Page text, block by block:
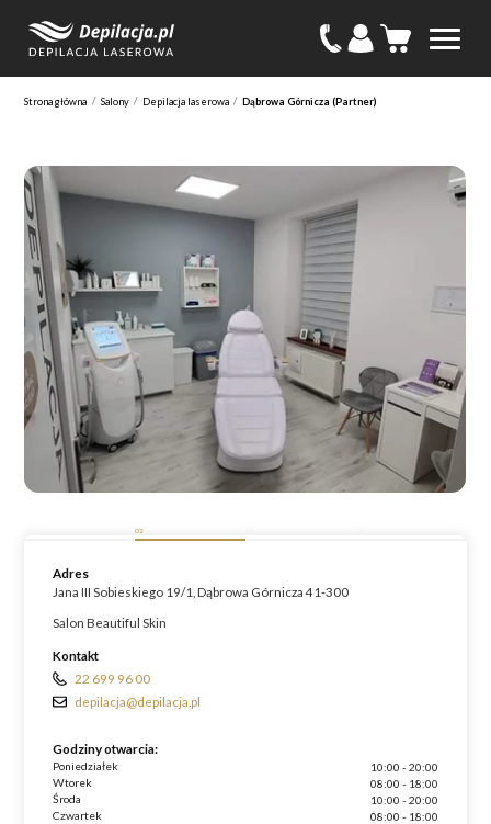
Strona główna / Salony / Depilacja laserowa / Dąbrowa Górnicza (Partner)
02
Adres
Jana III Sobieskiego 19/1, Dąbrowa Górnicza 41-300
Salon Beautiful Skin
Kontakt
22 699 96 00
depilacja@depilacja.pl
Godziny otwarcia:
Poniedziałek
10:00 - 20:00
Wtorek
08:00 - 18:00
Środa
10:00 - 20:00
Czwartek
08:00 - 18:00